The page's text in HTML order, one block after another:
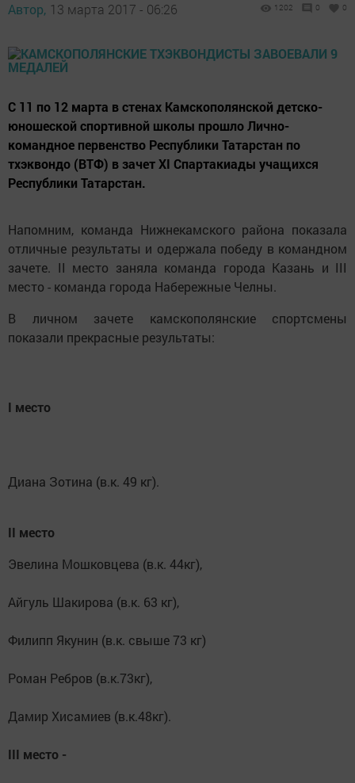
Автор, 13 марта 2017 - 06:26 1202 0 0
С 11 по 12 марта в стенах Камскополянской детско-
юношеской спортивной школы прошло Лично-
командное первенство Республики Татарстан по
тхэквондо (ВТФ) в зачет XI Спартакиады учащихся
Республики Татарстан.
Напомним, команда Нижнекамского района показала
отличные результаты и одержала победу в командном
зачете. II место заняла команда города Казань и III
место - команда города Набережные Челны.
В личном зачете камскополянские спортсмены
показали прекрасные результаты:
I место
Диана Зотина (в.к. 49 кг).
II место
Эвелина Мошковцева (в.к. 44кг),
Айгуль Шакирова (в.к. 63 кг),
Филипп Якунин (в.к. свыше 73 кг)
Роман Ребров (в.к.73кг),
Дамир Хисамиев (в.к.48кг).
III место -